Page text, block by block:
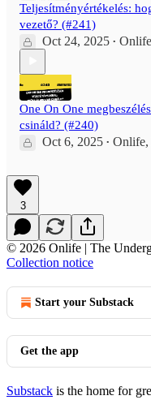
Teljesítményértékelés:
vezető? (#241)
Oct 24, 2025 • Onlife
One On One
csináld? (#240)
Oct 6, 2025 • Onlife,
3
© 2026 Onlife | The
Collection notice
Start your Substack
Get the app
Substack is the home for